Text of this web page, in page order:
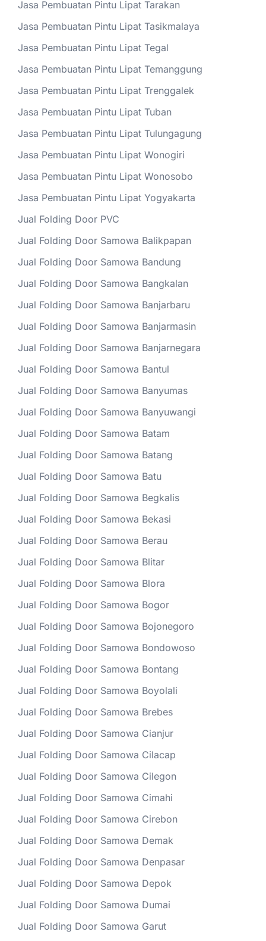
Jasa Pembuatan Pintu Lipat Tarakan
Jasa Pembuatan Pintu Lipat Tasikmalaya
Jasa Pembuatan Pintu Lipat Tegal
Jasa Pembuatan Pintu Lipat Temanggung
Jasa Pembuatan Pintu Lipat Trenggalek
Jasa Pembuatan Pintu Lipat Tuban
Jasa Pembuatan Pintu Lipat Tulungagung
Jasa Pembuatan Pintu Lipat Wonogiri
Jasa Pembuatan Pintu Lipat Wonosobo
Jasa Pembuatan Pintu Lipat Yogyakarta
Jual Folding Door PVC
Jual Folding Door Samowa Balikpapan
Jual Folding Door Samowa Bandung
Jual Folding Door Samowa Bangkalan
Jual Folding Door Samowa Banjarbaru
Jual Folding Door Samowa Banjarmasin
Jual Folding Door Samowa Banjarnegara
Jual Folding Door Samowa Bantul
Jual Folding Door Samowa Banyumas
Jual Folding Door Samowa Banyuwangi
Jual Folding Door Samowa Batam
Jual Folding Door Samowa Batang
Jual Folding Door Samowa Batu
Jual Folding Door Samowa Begkalis
Jual Folding Door Samowa Bekasi
Jual Folding Door Samowa Berau
Jual Folding Door Samowa Blitar
Jual Folding Door Samowa Blora
Jual Folding Door Samowa Bogor
Jual Folding Door Samowa Bojonegoro
Jual Folding Door Samowa Bondowoso
Jual Folding Door Samowa Bontang
Jual Folding Door Samowa Boyolali
Jual Folding Door Samowa Brebes
Jual Folding Door Samowa Cianjur
Jual Folding Door Samowa Cilacap
Jual Folding Door Samowa Cilegon
Jual Folding Door Samowa Cimahi
Jual Folding Door Samowa Cirebon
Jual Folding Door Samowa Demak
Jual Folding Door Samowa Denpasar
Jual Folding Door Samowa Depok
Jual Folding Door Samowa Dumai
Jual Folding Door Samowa Garut